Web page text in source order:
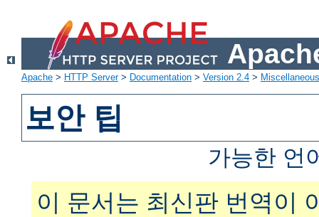
Apache > HTTP Server> Documentation > Version 2.4 >
보안 팁
가능한 언
이 문서는 최신판 번역이